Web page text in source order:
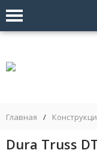
Главная /
Dura Truss